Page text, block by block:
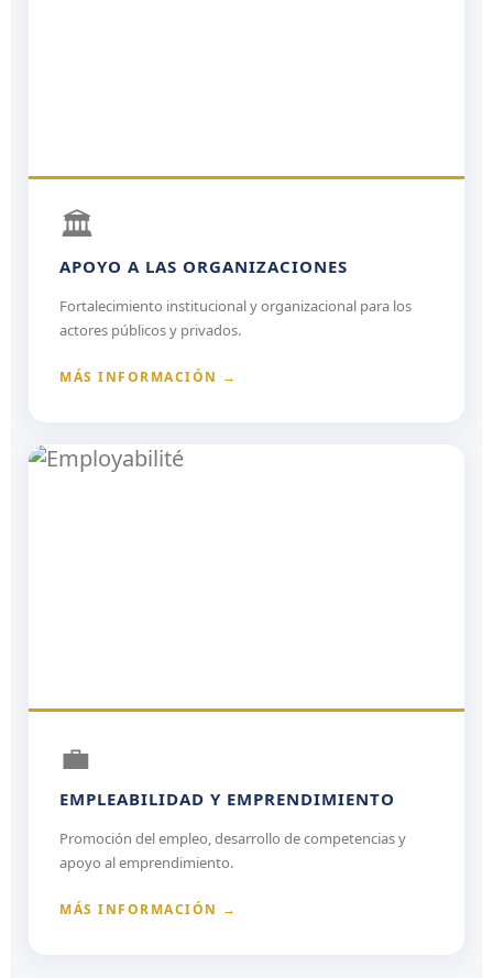
🏛️
APOYO A LAS ORGANIZACIONES
Fortalecimiento institucional y organizacional para los
actores públicos y privados.
MÁS INFORMACIÓN →
💼
EMPLEABILIDAD Y EMPRENDIMIENTO
Promoción del empleo, desarrollo de competencias y
apoyo al emprendimiento.
MÁS INFORMACIÓN →